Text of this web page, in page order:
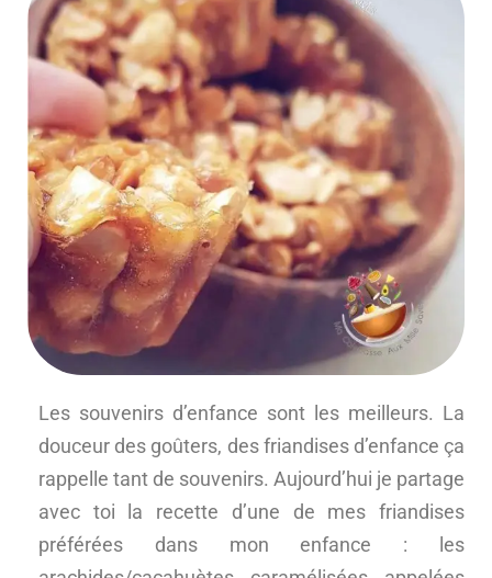
Les souvenirs d’enfance sont les meilleurs. La
douceur des goûters, des friandises d’enfance ça
rappelle tant de souvenirs. Aujourd’hui je partage
avec toi la recette d’une de mes friandises
préférées dans mon enfance : les